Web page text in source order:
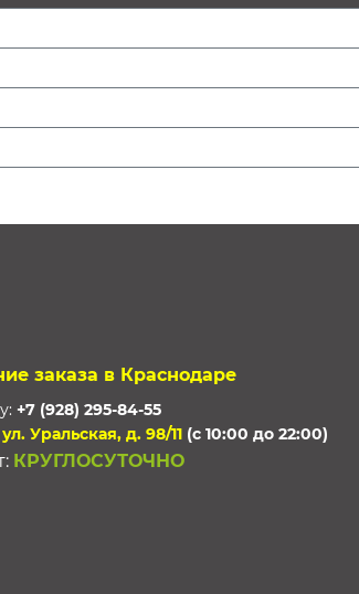
заказа в Краснодаре
+7 (928) 295-84-55
ул. Уральская, д. 98/11 (с 10:00 до 22:00)
КРУГЛОСУТОЧНО